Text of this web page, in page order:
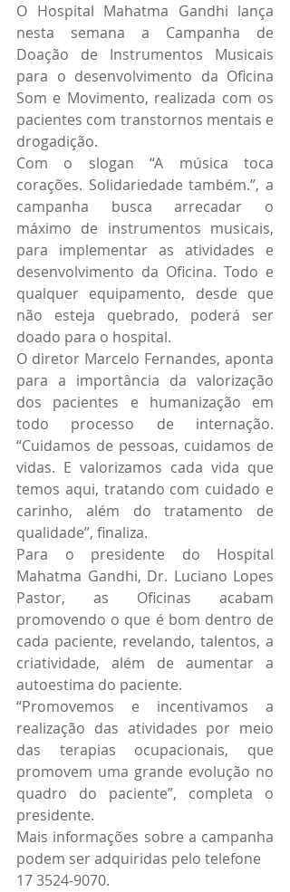
O Hospital Mahatma Gandhi lança
nesta semana a Campanha de
Doação de Instrumentos Musicais
para o desenvolvimento da Oficina
Som e Movimento, realizada com os
pacientes com transtornos mentais e
drogadição.
Com o slogan “A música toca
corações. Solidariedade também.”, a
campanha busca arrecadar o
máximo de instrumentos musicais,
para implementar as atividades e
desenvolvimento da Oficina. Todo e
qualquer equipamento, desde que
não esteja quebrado, poderá ser
doado para o hospital.
O diretor Marcelo Fernandes, aponta
para a importância da valorização
dos pacientes e humanização em
todo processo de internação.
“Cuidamos de pessoas, cuidamos de
vidas. E valorizamos cada vida que
temos aqui, tratando com cuidado e
carinho, além do tratamento de
qualidade”, finaliza.
Para o presidente do Hospital
Mahatma Gandhi, Dr. Luciano Lopes
Pastor, as Oficinas acabam
promovendo o que é bom dentro de
cada paciente, revelando, talentos, a
criatividade, além de aumentar a
autoestima do paciente.
“Promovemos e incentivamos a
realização das atividades por meio
das terapias ocupacionais, que
promovem uma grande evolução no
quadro do paciente”, completa o
presidente.
Mais informações sobre a campanha
podem ser adquiridas pelo telefone
17 3524-9070.